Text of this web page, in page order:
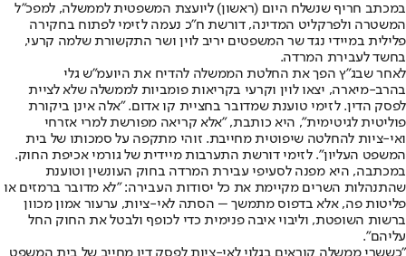
במכתב חריף שנשלח היום (ראשון) ליועצת המשפטית לממשלה, למפכ"ל
המשטרה ולפרקליט המדינה, דורשת ח״כ נעמה לזימי לפתוח בחקירה
פלילית במיידי נגד שר המשפטים יריב לוין ושר התקשורת שלמה קרעי,
בחשד לעבירת המרדה.
לאחר שבג"ץ הפך את החלטת הממשלה להדיח את היועמ"ש גלי
בהרב-מיארה, יצאו לוין וקרעי בקריאות פומביות לממשלה שלא לציית
לפסק הדין. לזימי טוענת שמדובר בחציית קו אדום. "אלה אינן ביקורת
פוליטית לגיטימית", היא כותבת, "אלא קריאה מפורשת למרי אזרחי
ואי-ציות להחלטה שיפוטית מחייבת. זוהי מתקפה על סמכותו של בית
המשפט העליון". לזימי דורשת התערבות מיידית של גורמי אכיפת החוק.
במכתבה, היא מפנה לסעיפי עבירת המרדה בחוק העונשין וטוענת
שהתנהלות השרים מקיימת את כל יסודות העבירה: "לא מדובר ברמזים או
פליטות פה, אלא בדפוס מתמשך – הסתה לאי-ציות, ערעור אמון מכוון
ברשות השופטת, וליבוי איבה פנימית כדי לכופף ולבטל את החוק החל
עליהם".